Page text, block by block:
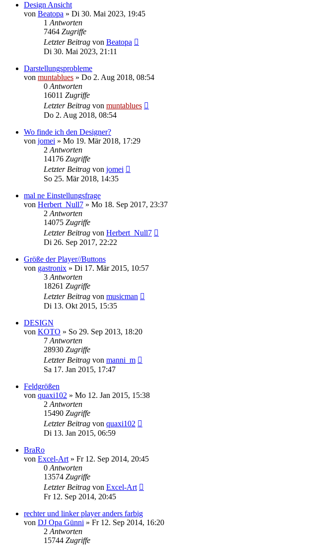
Design Ansicht
von Beatopa » Di 30. Mai 2023, 19:45
1 Antworten
7464 Zugriffe
Letzter Beitrag von Beatopa
Di 30. Mai 2023, 21:11
Darstellungsprobleme
von muntablues » Do 2. Aug 2018, 08:54
0 Antworten
16011 Zugriffe
Letzter Beitrag von muntablues
Do 2. Aug 2018, 08:54
Wo finde ich den Designer?
von jomei » Mo 19. Mär 2018, 17:29
2 Antworten
14176 Zugriffe
Letzter Beitrag von jomei
So 25. Mär 2018, 14:35
mal ne Einstellungsfrage
von Herbert_Null7 » Mo 18. Sep 2017, 23:37
2 Antworten
14075 Zugriffe
Letzter Beitrag von Herbert_Null7
Di 26. Sep 2017, 22:22
Größe der Player//Buttons
von gastronix » Di 17. Mär 2015, 10:57
3 Antworten
18261 Zugriffe
Letzter Beitrag von musicman
Di 13. Okt 2015, 15:35
DESIGN
von KOTO » So 29. Sep 2013, 18:20
7 Antworten
28930 Zugriffe
Letzter Beitrag von manni_m
Sa 17. Jan 2015, 17:47
Feldgrößen
von quaxi102 » Mo 12. Jan 2015, 15:38
2 Antworten
15490 Zugriffe
Letzter Beitrag von quaxi102
Di 13. Jan 2015, 06:59
BraRo
von Excel-Art » Fr 12. Sep 2014, 20:45
0 Antworten
13574 Zugriffe
Letzter Beitrag von Excel-Art
Fr 12. Sep 2014, 20:45
rechter und linker player anders farbig
von DJ Opa Günni » Fr 12. Sep 2014, 16:20
2 Antworten
15744 Zugriffe